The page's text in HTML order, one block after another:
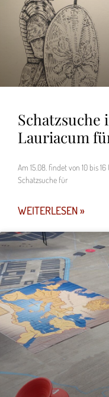
Schatzsuche
Lauriacum
Am 15.08. findet von 10 bis
Schatzsuche für
WEITERLESEN »